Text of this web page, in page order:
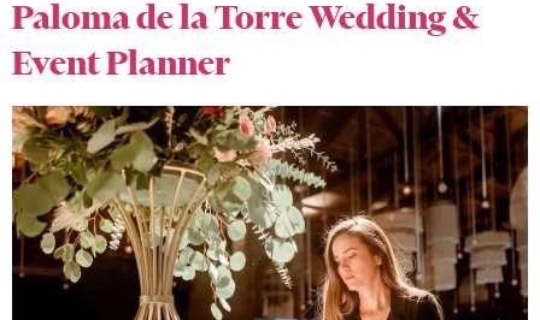
Paloma de la Torre Wedding &
Event Planner